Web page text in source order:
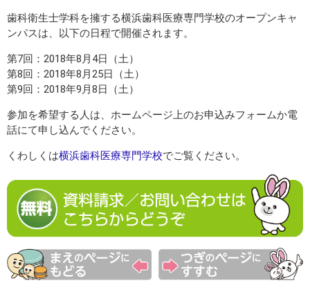
歯科衛生士学科を擁する横浜歯科医療専門学校のオープンキャ
ンパスは、以下の日程で開催されます。
第7回：2018年8月4日（土）
第8回：2018年8月25日（土）
第9回：2018年9月8日（土）
参加を希望する人は、ホームページ上のお申込みフォームか電
話にて申し込んでください。
くわしくは横浜歯科医療専門学校でご覧ください。